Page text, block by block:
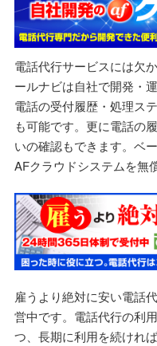
電話代行サービスには欠
ールナビは自社で開発・
電話の受付履歴・処理ス
も可能です。更に電話の
いの確認もできます。ベ
AFクラウドシステムを無
雇うより絶対に安い電話
営中です。電話代行の利
つ、長期に利用を続けれ